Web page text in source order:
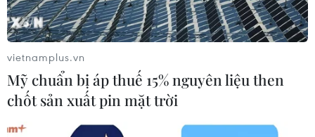
thống FCA
16/07/2026 14:25
Xem thêm
vietnamplus.vn
Mỹ chuẩn bị áp thuế 15% nguyên liệu then
chốt sản xuất pin mặt trời